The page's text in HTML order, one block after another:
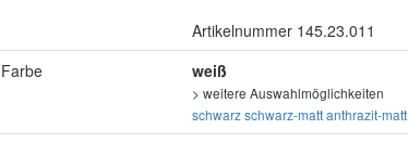
Artikelnummer 145.23.011
Farbe
weiß
> weitere Auswahlmöglichkeiten
schwarz schwarz-matt anthrazit-matt